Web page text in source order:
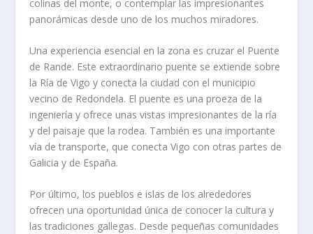
colinas del monte, o contemplar las impresionantes
panorámicas desde uno de los muchos miradores.
Una experiencia esencial en la zona es cruzar el Puente
de Rande. Este extraordinario puente se extiende sobre
la Ría de Vigo y conecta la ciudad con el municipio
vecino de Redondela. El puente es una proeza de la
ingeniería y ofrece unas vistas impresionantes de la ría
y del paisaje que la rodea. También es una importante
vía de transporte, que conecta Vigo con otras partes de
Galicia y de España.
Por último, los pueblos e islas de los alrededores
ofrecen una oportunidad única de conocer la cultura y
las tradiciones gallegas. Desde pequeñas comunidades